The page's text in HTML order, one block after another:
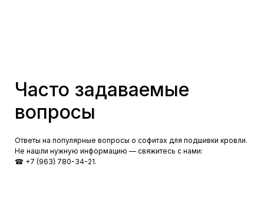
Часто задаваемые
вопросы
Ответы на популярные вопросы о софитах для подшивки кровли.
Не нашли нужную информацию — свяжитесь с нами:
☎ +7 (963) 780-34-21.